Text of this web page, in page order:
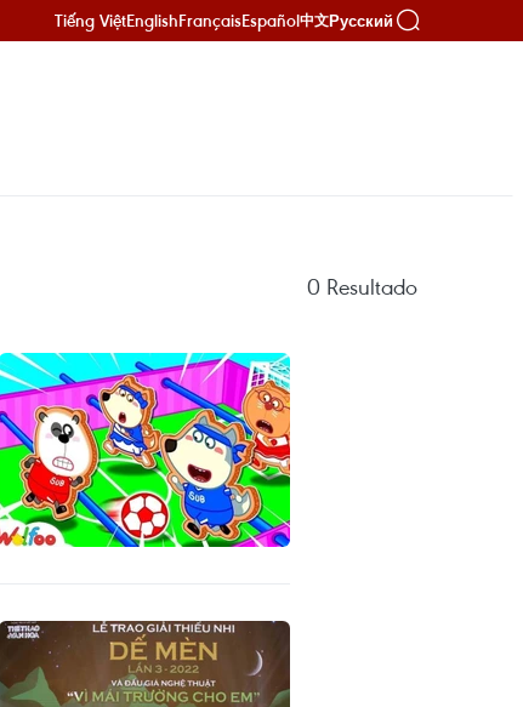
Tiếng ViệtEnglishFrançaisEspañol中文Русский
0 Resultado